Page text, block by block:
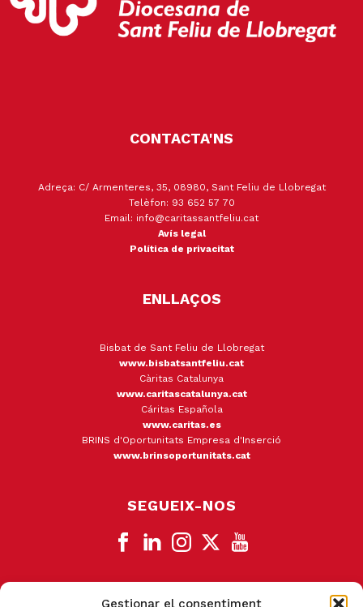
Gestionar el consentiment
CONTACTA'NS
Adreça: C/ Armenteres, 35, 08980, Sant Feliu de Llobregat
Telèfon: 93 652 57 70
Email: info@caritassantfeliu.cat
Avís legal
Política de privacitat
ENLLAÇOS
Bisbat de Sant Feliu de Llobregat
www.bisbatsantfeliu.cat
Càritas Catalunya
www.caritascatalunya.cat
Cáritas Española
www.caritas.es
BRINS d'Oportunitats Empresa d'Inserció
www.brinsoportunitats.cat
SEGUEIX-NOS